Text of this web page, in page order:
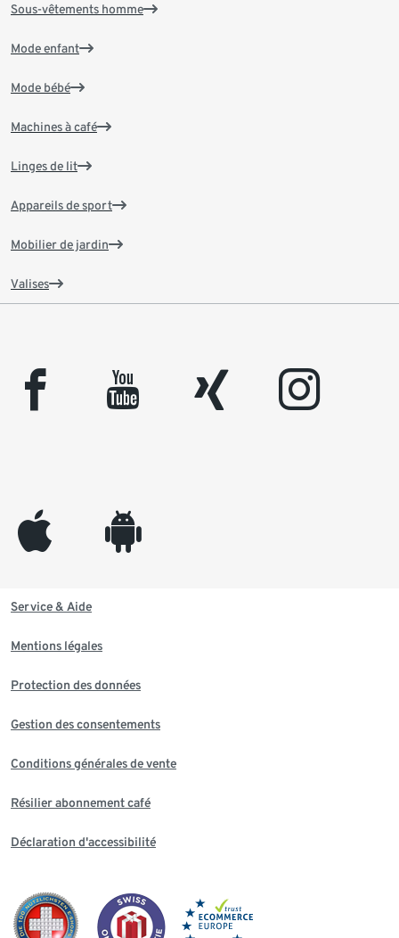
Sous-vêtements homme
Mode enfant
Mode bébé
Machines à café
Linges de lit
Appareils de sport
Mobilier de jardin
Valises
facebook youtube xing instagram
appleinc android
Service & Aide
Mentions légales
Protection des données
Gestion des consentements
Conditions générales de vente
Résilier abonnement café
Déclaration d'accessibilité